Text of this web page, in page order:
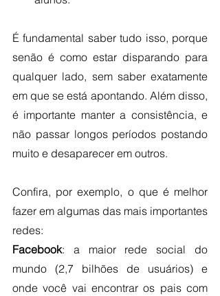
É fundamental saber tudo isso, porque
senão é como estar disparando para
qualquer lado, sem saber exatamente
em que se está apontando. Além disso,
é importante manter a consistência, e
não passar longos períodos postando
muito e desaparecer em outros.
Confira, por exemplo, o que é melhor
fazer em algumas das mais importantes
redes:
Facebook: a maior rede social do
mundo (2,7 bilhões de usuários) e
onde você vai encontrar os pais com